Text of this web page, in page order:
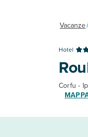
Vacanze/
Hotel
Corfu -